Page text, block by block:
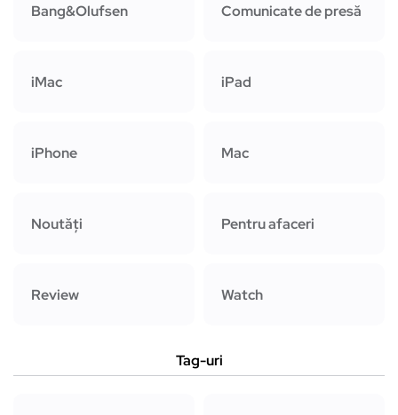
Bang&Olufsen Comunicate de presă
iMac iPad
iPhone Mac
Noutăți Pentru afaceri
Review Watch
Tag-uri